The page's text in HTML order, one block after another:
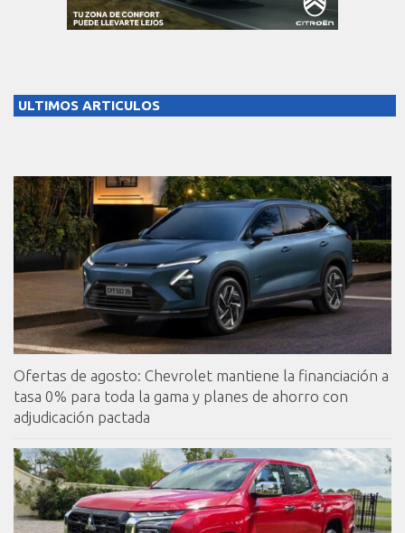
ULTIMOS ARTICULOS
Ofertas de agosto: Chevrolet mantiene la financiación a
tasa 0% para toda la gama y planes de ahorro con
adjudicación pactada